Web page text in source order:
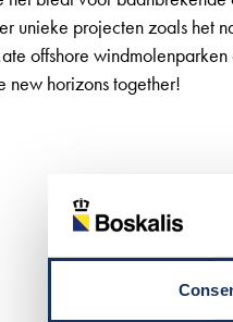
unieke projecten zoals het
offshore
new horizons together!